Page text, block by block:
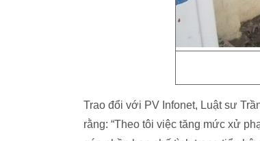
Trao đổi với PV Infonet, Luật sư
rằng: “Theo tôi việc tăng mức xử